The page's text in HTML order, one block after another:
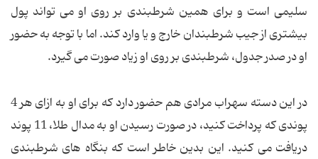
سلیمی است و برای همین شرطبندی بر روی او می تواند پول
بیشتری از جیب شرطبندان خارج و یا وارد کند. اما با توجه به حضور
او در صدر جدول، شرطبندی بر روی او زیاد صورت می گیرد.
در این دسته سهراب مرادی هم حضور دارد که برای او به ازای هر 4
پوندی که پرداخت کنید، در صورت رسیدن او به مدال طلا، 11 پوند
دریافت می کنید. این بدین خاطر است که بنگاه های شرطبندی